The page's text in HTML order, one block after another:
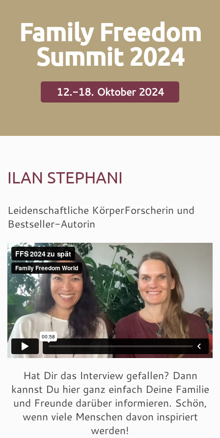
Family Freedom
Summit 2024
12.-18. Oktober 2024
ILAN STEPHANI
Leidenschaftliche KörperForscherin und
Bestseller-Autorin
Hat Dir das Interview gefallen? Dann
kannst Du hier ganz einfach Deine Familie
und Freunde darüber informieren. Schön,
wenn viele Menschen davon inspiriert
werden!